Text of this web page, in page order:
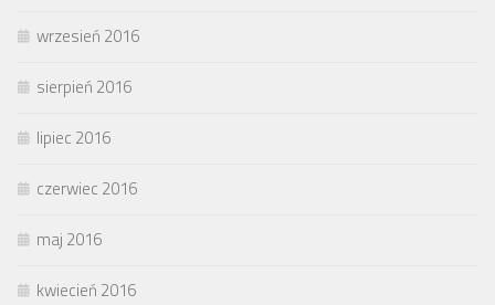
wrzesień 2016
sierpień 2016
lipiec 2016
czerwiec 2016
maj 2016
kwiecień 2016